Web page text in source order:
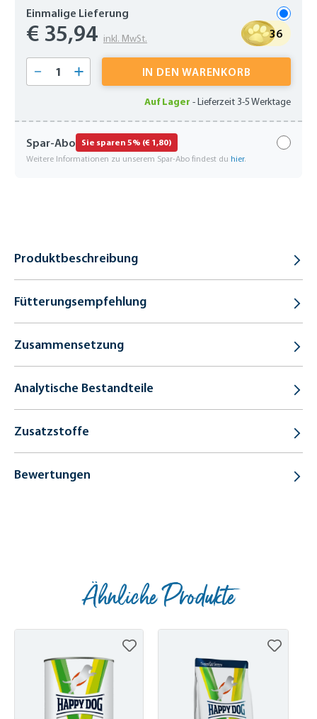
Einmalige Lieferung
€ 35,94 inkl. MwSt. 36
Produkt Anzahl: Gib den gewünschten
IN DEN WARENKORB
Auf Lager -Lieferzeit 3-5 Werktage
Spar-Abo Sie sparen 5% (€ 1,80)
Weitere Informationen zu unserem Spar-Abo findest du hier.
Produktbeschreibung
Fütterungsempfehlung
Zusammensetzung
Analytische Bestandteile
Zusatzstoffe
Bewertungen
Ähnliche Produkte